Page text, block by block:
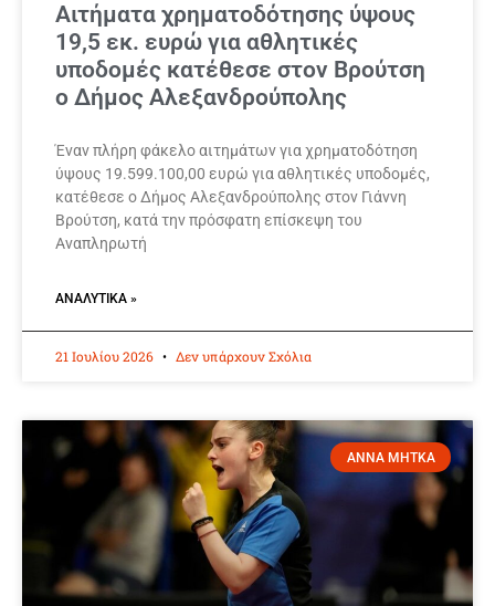
Αιτήματα χρηματοδότησης ύψους
19,5 εκ. ευρώ για αθλητικές
υποδομές κατέθεσε στον Βρούτση
ο Δήμος Αλεξανδρούπολης
Έναν πλήρη φάκελο αιτημάτων για χρηματοδότηση
ύψους 19.599.100,00 ευρώ για αθλητικές υποδομές,
κατέθεσε ο Δήμος Αλεξανδρούπολης στον Γιάννη
Βρούτση, κατά την πρόσφατη επίσκεψη του
Αναπληρωτή
ΑΝΑΛΥΤΙΚΆ »
21 Ιουλίου 2026 Δεν υπάρχουν Σχόλια
ΑΝΝΑ ΜΗΤΚΑ